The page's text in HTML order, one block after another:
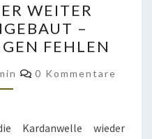
WEITER
–
FEHLEN
Kommentare
0 Kommentare
Kardanwelle wieder